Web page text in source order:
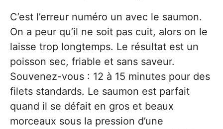
C’est l’erreur numéro un avec le saumon.
On a peur qu’il ne soit pas cuit, alors on le
laisse trop longtemps. Le résultat est un
poisson sec, friable et sans saveur.
Souvenez-vous : 12 à 15 minutes pour des
filets standards. Le saumon est parfait
quand il se défait en gros et beaux
morceaux sous la pression d’une